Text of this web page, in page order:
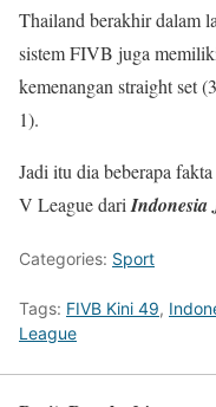
Thailand berakhir dalam
sistem FIVB juga
kemenangan straight set
1).
Jadi itu dia beberapa
V League dari Indonesia
Categories: Sport
Tags: FIVB Kini 49,
League